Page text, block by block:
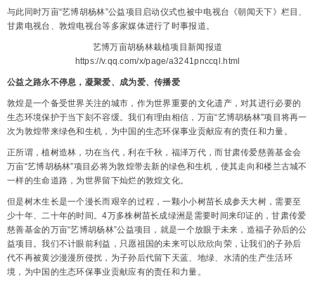
与此同时万亩“艺博胡杨林”公益项目启动仪式也被中电视台《朝闻天下》栏目、
甘肃电视台、敦煌电视台等多家媒体进行了时事报道。
艺博万亩胡杨林栽植项目新闻报道
https://v.qq.com/x/page/a3241pnccql.html
公益之路永不停息，凝聚爱、成为爱、传播爱
敦煌是一个备受世界关注的城市，作为世界重要的文化遗产，对其进行必要的
生态环境保护于当下刻不容缓。我们有理由相信，万亩“艺博胡杨林”项目将再一
次为敦煌带来绿色和生机，为中国的生态环保事业贡献应有的责任和力量。
正所谓，植树造林，功在当代，利在千秋，福泽万代，而甘肃传爱慈善基金会
万亩“艺博胡杨林”项目必将为敦煌带去新的绿色和生机，使其走向和楼兰古城不
一样的生命道路，为世界留下灿烂的敦煌文化。
但是树木生长是一个漫长而艰辛的过程，一颗小小树苗长成参天大树，需要至
少十年、二十年的时间。4万多株树苗长成绿洲是需要时间来印证的，甘肃传爱
慈善基金的万亩“艺博胡杨林”公益项目，就是一个放眼于未来，造福子孙后的公
益项目。我们不计眼前利益，只愿祖国的未来可以欣欣向荣，让我们的子孙后
代不再被黄沙漫漫所侵扰，为子孙后代留下天蓝、地绿、水清的生产生活环
境，为中国的生态环保事业贡献应有的责任和力量。